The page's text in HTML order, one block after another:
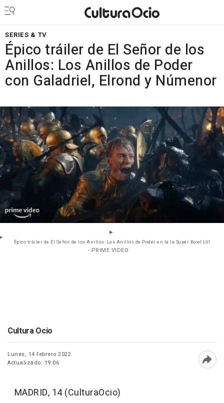
SERIES & TV
Épico tráiler de El Señor de los
Anillos: Los Anillos de Poder
con Galadriel, Elrond y Númenor
Épico tráiler de El Señor de los Anillos: Los Anillos de Poder en la la Super Bowl LVI
- PRIME VIDEO
Cultura Ocio
Lunes, 14 febrero 2022
Actualizado: 19:06
MADRID, 14 (CulturaOcio)